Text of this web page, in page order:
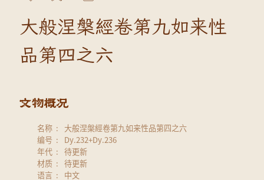
大般涅槃經卷第九如来性
品第四之六
名称
大般涅槃經卷第九如来性品第四之六
编号
Dy.232+Dy.236
年代
待更新
材质
待更新
语言
中文